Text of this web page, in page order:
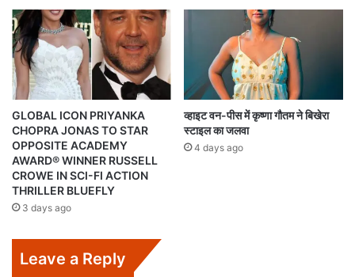
GLOBAL ICON PRIYANKA
CHOPRA JONAS TO STAR
OPPOSITE ACADEMY
AWARD® WINNER RUSSELL
CROWE IN SCI-FI ACTION
THRILLER BLUEFLY
3 days ago
व्हाइट वन-पीस में कृष्णा गौतम ने बिखेरा
स्टाइल का जलवा
4 days ago
Leave a Reply